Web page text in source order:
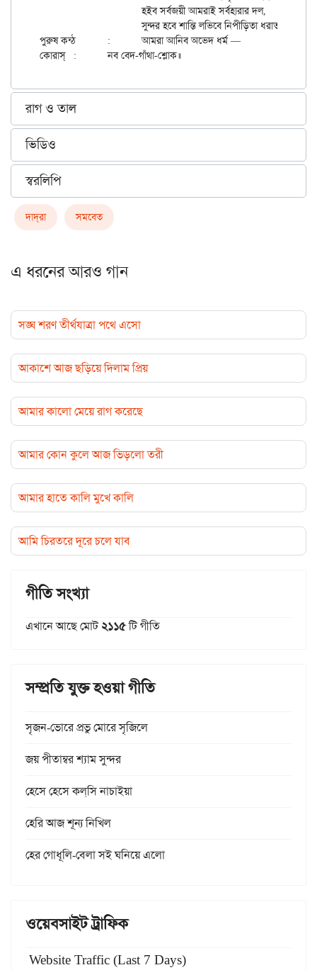
			হইব সর্বজয়ী আমরাই সর্বহারার দল,
			সুন্দর হবে শান্তি লভিবে নিপীড়িতা ধরাতল।
পুরুষ কন্ঠ	:	আমরা আনিব অভেদ ধর্ম —
রাগ ও তাল
ভিডিও
স্বরলিপি
দাদ্‌রা সমবেত
এ ধরনের আরও গান
সঙ্ঘ শরণ তীর্থযাত্রা পথে এসো
আকাশে আজ ছড়িয়ে দিলাম প্রিয়
আমার কালো মেয়ে রাগ করেছে
আমার কোন কুলে আজ ভিড়লো তরী
আমার হাতে কালি মুখে কালি
আমি চিরতরে দূরে চলে যাব
গীতি সংখ্যা
এখানে আছে মোট২১১৫টি গীতি
সম্প্রতি যুক্ত হওয়া গীতি
সৃজন-ভোরে প্রভু মোরে সৃজিলে
জয় পীতাম্বর শ্যাম সুন্দর
হেসে হেসে কল্‌সি নাচাইয়া
হেরি আজ শূন্য নিখিল
হের গোধূলি-বেলা সই ঘনিয়ে এলো
ওয়েবসাইট ট্রাফিক
Website Traffic (Last 7 Days)